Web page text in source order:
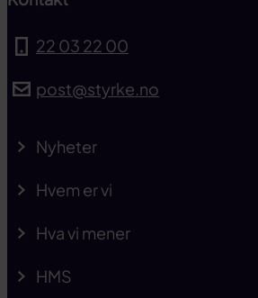
22 03 22 00
post@styrke.no
Nyheter
Hvem er vi
Hva vi mener
HMS